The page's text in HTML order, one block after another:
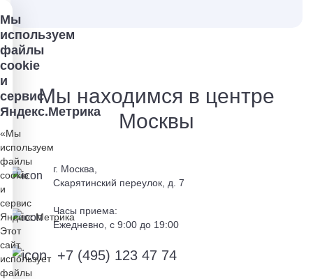
Мы находимся в центре
Москвы
г. Москва,
Скарятинский переулок, д. 7
Часы приема:
Ежедневно, c 9:00 до 19:00
+7 (495) 123 47 74
Мы
используем
файлы
cookie
и
сервис
Яндекс.Метрика
«Мы
используем
файлы
cookie
и
сервис
Яндекс.Метрика
Этот
сайт
использует
файлы